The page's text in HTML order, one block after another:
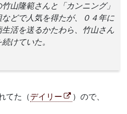
山隆範さんと「カンニング」
どで人気を得たが、０４年に
活を送るかたわら、竹山さん
けていた。
てた（デイリー
）ので、